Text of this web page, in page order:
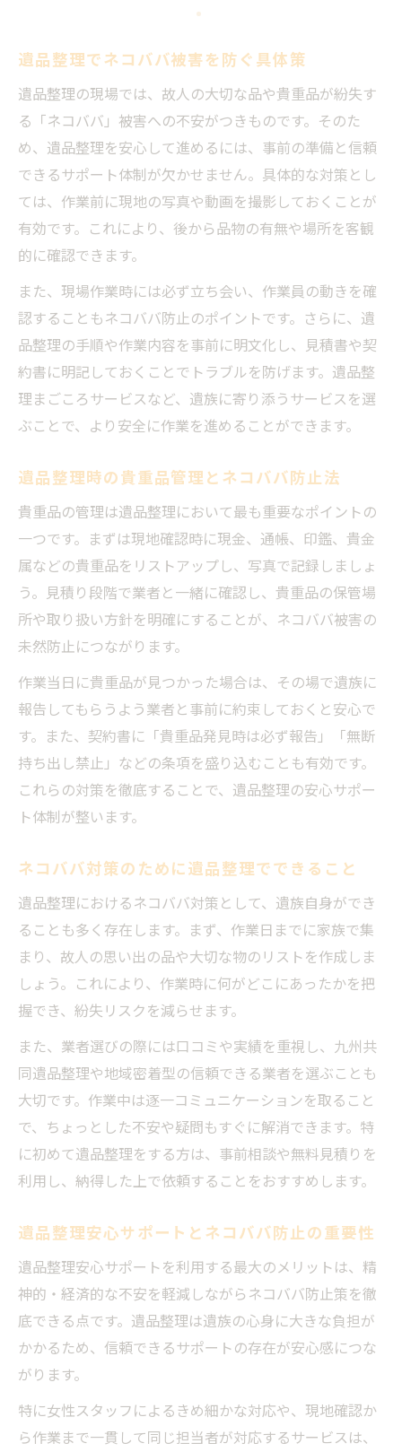
遺品整理でネコババ被害を防ぐ具体策
遺品整理の現場では、故人の大切な品や貴重品が紛失す
る「ネコババ」被害への不安がつきものです。そのた
め、遺品整理を安心して進めるには、事前の準備と信頼
できるサポート体制が欠かせません。具体的な対策とし
ては、作業前に現地の写真や動画を撮影しておくことが
有効です。これにより、後から品物の有無や場所を客観
的に確認できます。
また、現場作業時には必ず立ち会い、作業員の動きを確
認することもネコババ防止のポイントです。さらに、遺
品整理の手順や作業内容を事前に明文化し、見積書や契
約書に明記しておくことでトラブルを防げます。遺品整
理まごころサービスなど、遺族に寄り添うサービスを選
ぶことで、より安全に作業を進めることができます。
遺品整理時の貴重品管理とネコババ防止法
貴重品の管理は遺品整理において最も重要なポイントの
一つです。まずは現地確認時に現金、通帳、印鑑、貴金
属などの貴重品をリストアップし、写真で記録しましょ
う。見積り段階で業者と一緒に確認し、貴重品の保管場
所や取り扱い方針を明確にすることが、ネコババ被害の
未然防止につながります。
作業当日に貴重品が見つかった場合は、その場で遺族に
報告してもらうよう業者と事前に約束しておくと安心で
す。また、契約書に「貴重品発見時は必ず報告」「無断
持ち出し禁止」などの条項を盛り込むことも有効です。
これらの対策を徹底することで、遺品整理の安心サポー
ト体制が整います。
ネコババ対策のために遺品整理でできること
遺品整理におけるネコババ対策として、遺族自身ができ
ることも多く存在します。まず、作業日までに家族で集
まり、故人の思い出の品や大切な物のリストを作成しま
しょう。これにより、作業時に何がどこにあったかを把
握でき、紛失リスクを減らせます。
また、業者選びの際には口コミや実績を重視し、九州共
同遺品整理や地域密着型の信頼できる業者を選ぶことも
大切です。作業中は逐一コミュニケーションを取ること
で、ちょっとした不安や疑問もすぐに解消できます。特
に初めて遺品整理をする方は、事前相談や無料見積りを
利用し、納得した上で依頼することをおすすめします。
遺品整理安心サポートとネコババ防止の重要性
遺品整理安心サポートを利用する最大のメリットは、精
神的・経済的な不安を軽減しながらネコババ防止策を徹
底できる点です。遺品整理は遺族の心身に大きな負担が
かかるため、信頼できるサポートの存在が安心感につな
がります。
特に女性スタッフによるきめ細かな対応や、現地確認か
ら作業まで一貫して同じ担当者が対応するサービスは、